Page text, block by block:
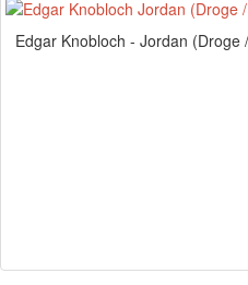
Edgar Knobloch - Jordan (Droge